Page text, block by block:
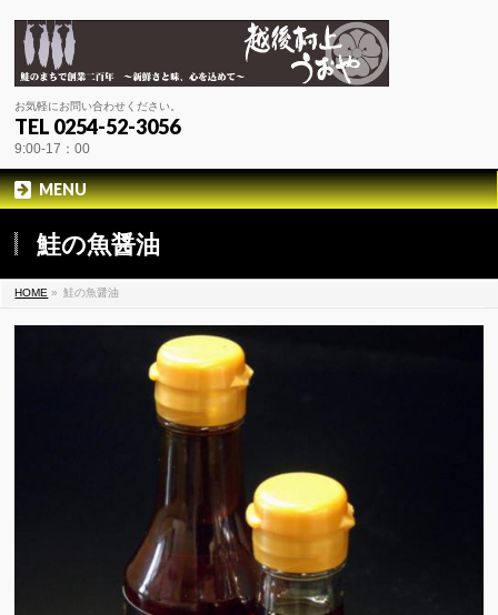
お気軽にお問い合わせください。
TEL 0254-52-3056
9:00-17：00
MENU
鮭の魚醤油
HOME » 鮭の魚醤油